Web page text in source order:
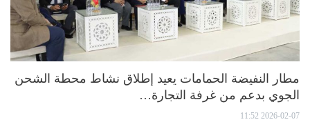
مطار النفيضة الحمامات يعيد إطلاق نشاط محطة الشحن
الجوي بدعم من غرفة التجارة…
2026-02-07 11:52